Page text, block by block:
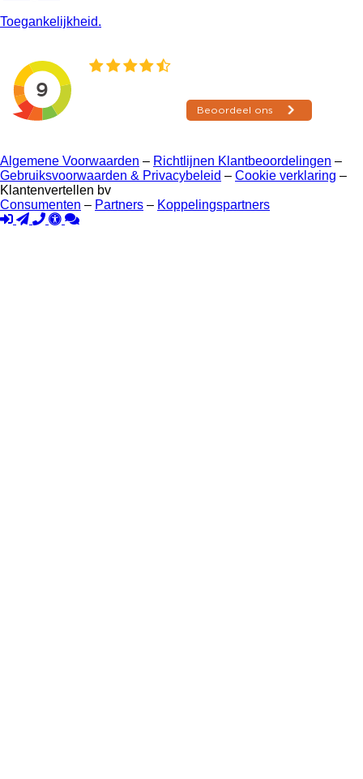
Toegankelijkheid.
Algemene Voorwaarden – Richtlijnen Klantbeoordelingen –
Gebruiksvoorwaarden & Privacybeleid – Cookie verklaring –
Klantenvertellen bv
Consumenten – Partners – Koppelingspartners